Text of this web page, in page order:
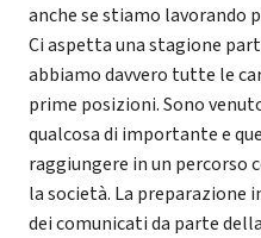
anche se stiamo lavorando
Ci aspetta una stagione
abbiamo davvero tutte le
prime posizioni. Sono
qualcosa di importante e
raggiungere in un percorso
la società. La preparazione
dei comunicati da parte